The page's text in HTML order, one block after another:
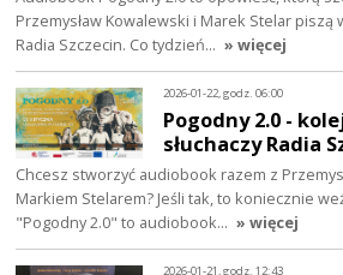
Przemysław Kowalewski i Marek Stelar piszą
Radia Szczecin. Co tydzień… » więcej
2026-01-22, godz. 06:00
Pogodny 2.0 -
słuchaczy Radia
Chcesz stworzyć audiobook razem z
Markiem Stelarem? Jeśli tak, to koniecznie
"Pogodny 2.0" to audiobook… » więcej
2026-01-21, godz. 12:43